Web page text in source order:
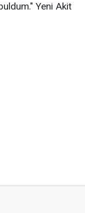
Yeni Akit